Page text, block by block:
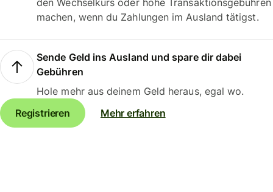
den Wechselkurs oder hohe Transaktionsgebühren
machen, wenn du Zahlungen im Ausland tätigst.
Sende Geld ins Ausland und spare dir dabei
Gebühren
Hole mehr aus deinem Geld heraus, egal wo.
Registrieren
Mehr erfahren